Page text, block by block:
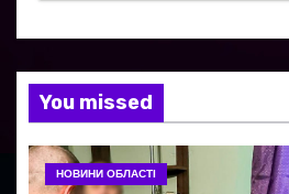
You missed
НОВИНИ ОБЛАСТІ